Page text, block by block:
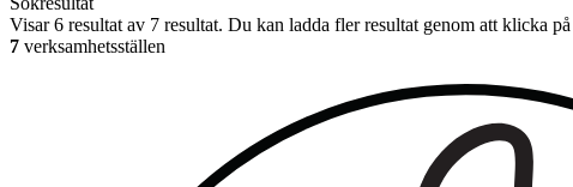
Visar 6 resultat av 7 resultat. Du kan ladda fler resultat genom att klicka
7 verksamhetsställen